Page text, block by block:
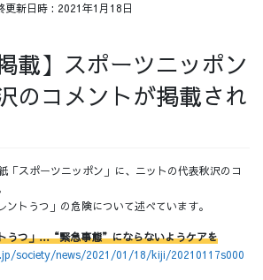
ップ
更新日時 : 2021年1月18日
載】スポーツニッポン
のコメントが掲載され
「スポーツニッポン」に、ニットの代表秋沢のコ
ントうつ」の危険について述べています。
うつ」…“緊急事態”にならないようケアを
society/news/2021/01/18/kiji/20210117s000